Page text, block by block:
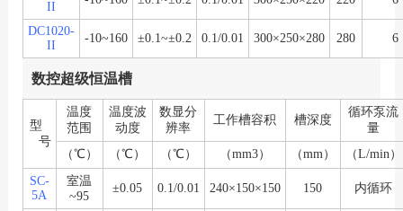
II
DC1020-
II
-10~160 ±0.1~±0.2 0.1/0.01 300×250×280 280 6
数控超级恒温槽
型
号
温度
范围
温度波
动度
数显分
辨率
工作槽容积 槽深度
循环泵流
量
（℃）
（℃） （℃） （mm3） （mm）
（L/min）
SC-
5A
室温
~95
±0.05 0.1/0.01 240×150×150 150 内循环